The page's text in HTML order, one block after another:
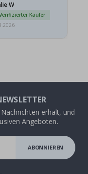
W
Käufer
erhält, und
Angeboten.
ABONNIEREN